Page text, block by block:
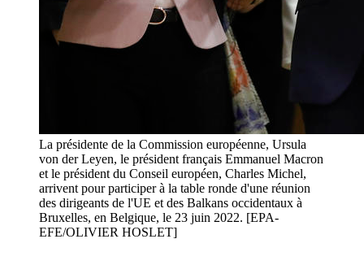
La présidente de la Commission européenne, Ursula
von der Leyen, le président français Emmanuel Macron
et le président du Conseil européen, Charles Michel,
arrivent pour participer à la table ronde d'une réunion
des dirigeants de l'UE et des Balkans occidentaux à
Bruxelles, en Belgique, le 23 juin 2022. [EPA-
EFE/OLIVIER HOSLET]